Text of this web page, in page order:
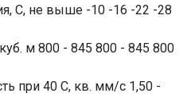
С, не выше -10 -16 -22 -28
м 800 - 845 800 - 845 800
при 40 С, кв. мм/с 1,50 -